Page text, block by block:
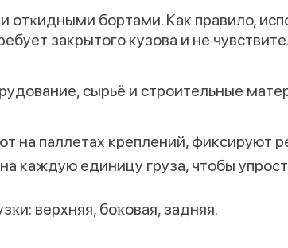
бортами. Как правило,
закрытого кузова и не
сырьё и строительные
на паллетах креплений, фиксируют
каждую единицу груза, чтобы
верхняя, боĸовая, задняя.